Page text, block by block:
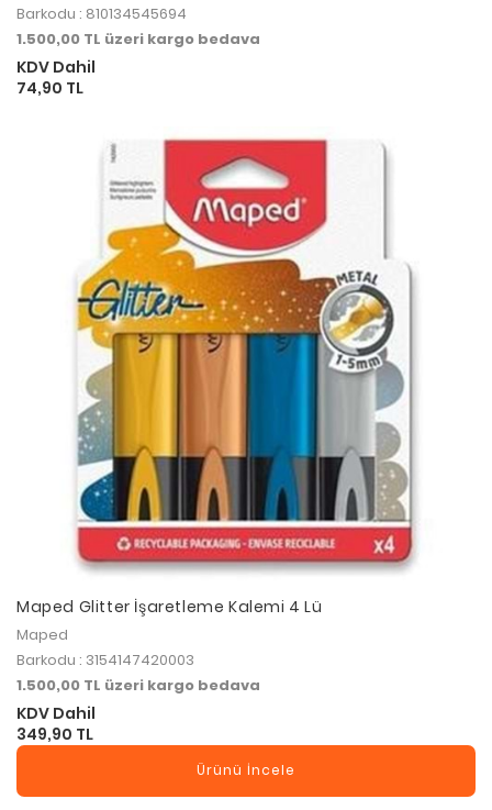
Barkodu : 810134545694
1.500,00 TL üzeri kargo bedava
KDV Dahil
74,90 TL
Maped Glitter İşaretleme Kalemi 4 Lü
Maped
Barkodu : 3154147420003
1.500,00 TL üzeri kargo bedava
KDV Dahil
349,90 TL
Ürünü İncele